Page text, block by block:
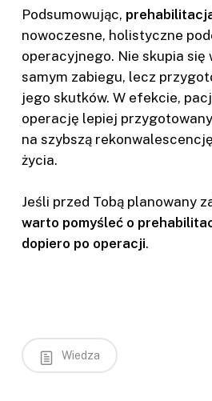
Podsumowując,
nowoczesne, holistyczne
operacyjnego. Nie skupia się
samym zabiegu, lecz
jego skutków. W efekcie,
operację lepiej
na szybszą
życia.
Jeśli przed Tobą planowany
warto pomyśleć o
dopiero po operacji.
Wiedza